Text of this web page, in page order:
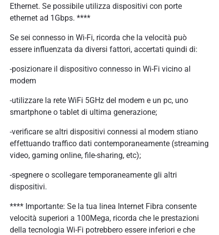
Ethernet. Se possibile utilizza dispositivi con porte
ethernet ad 1Gbps. ****
Se sei connesso in Wi-Fi, ricorda che la velocità può
essere influenzata da diversi fattori, accertati quindi di:
-posizionare il dispositivo connesso in Wi-Fi vicino al
modem
-utilizzare la rete WiFi 5GHz del modem e un pc, uno
smartphone o tablet di ultima generazione;
-verificare se altri dispositivi connessi al modem stiano
effettuando traffico dati contemporaneamente (streaming
video, gaming online, file-sharing, etc);
-spegnere o scollegare temporaneamente gli altri
dispositivi.
**** Importante: Se la tua linea Internet Fibra consente
velocità superiori a 100Mega, ricorda che le prestazioni
della tecnologia Wi-Fi potrebbero essere inferiori e che